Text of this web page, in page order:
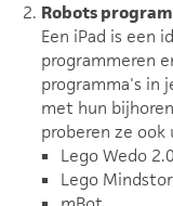
Robots
Een iPad is een
programmeren
programma's in
met hun
proberen ze ook
Lego Wedo 2.0
Lego